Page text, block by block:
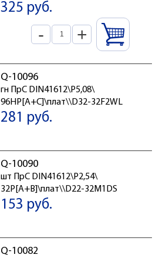
325 руб.
- +
Q-10096
гн ПрС DIN41612\P5,08\
96HP[A+C]\плат\\D32-32F2WL
281 руб.
Q-10090
шт ПрС DIN41612\P2,54\
32P[A+B]\плат\\D22-32M1DS
153 руб.
Q-10082